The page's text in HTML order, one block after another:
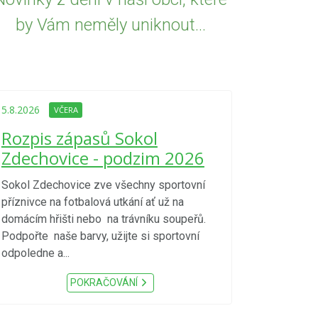
by Vám neměly uniknout...
5.8.2026 VČERA
Rozpis zápasů Sokol
Zdechovice - podzim 2026
Sokol Zdechovice zve všechny sportovní
příznivce na fotbalová utkání ať už na
domácím hřišti nebo na trávníku soupeřů.
Podpořte naše barvy, užijte si sportovní
odpoledne a...
POKRAČOVÁNÍ